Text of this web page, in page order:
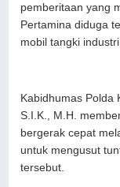
pemberitaan yang
Pertamina diduga
mobil tangki
​Kabidhumas Polda
S.I.K., M.H.
bergerak cepat
untuk mengusut
tersebut.